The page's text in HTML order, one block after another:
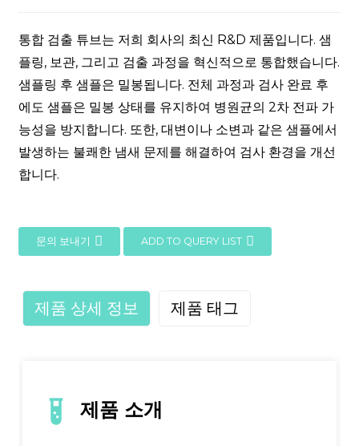
통합 검출 튜브는 저희 회사의 최신 R&D 제품입니다. 샘
플링, 보관, 그리고 검출 과정을 혁신적으로 통합했습니다.
샘플링 후 샘플은 밀봉됩니다. 전체 과정과 검사 완료 후
에도 샘플은 밀봉 상태를 유지하여 병원균의 2차 전파 가
능성을 방지합니다. 또한, 대변이나 소변과 같은 샘플에서
발생하는 불쾌한 냄새 문제를 해결하여 검사 환경을 개선
합니다.
문의 보내기 ADD TO QUERY LIST
제품 상세 정보 제품 태그
제품 소개